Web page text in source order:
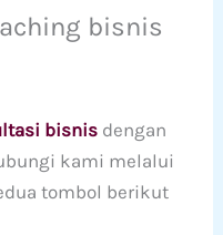
bisnis
bisnisdengan
kami melalui
tombol berikut